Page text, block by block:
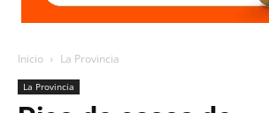
Inicio La Provincia
La Provincia